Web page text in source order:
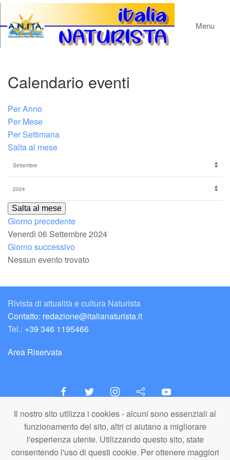
Il nostro sito utilizza i cookies - alcuni sono essenziali al
funzionamento del sito, altri ci aiutano a migliorare
l'esperienza utente. Utilizzando questo sito, state
consentendo l'uso di questi cookie. Per ottenere maggiori
Menu
Calendario eventi
Per Anno
Per Mese
Per Settimana
Salta al mese
Salta al mese
Giorno precedente
Venerdì 06 Settembre 2024
Giorno successivo
Nessun evento trovato
Rivista di attualità e cultura Naturista
Contatto: redazione@italianaturista.it
Tel.: +39 346 1195466
Area Riservata
italiaNATURISTA
Editore e Redazione
A.N.ITA. Associazione Naturista Italiana (APS)
C.F. 80203710159